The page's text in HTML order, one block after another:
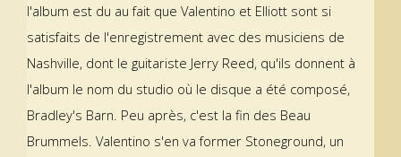
l'album est du au fait que Valentino et Elliott sont si
satisfaits de l'enregistrement avec des musiciens de
Nashville, dont le guitariste Jerry Reed, qu'ils donnent à
l'album le nom du studio où le disque a été composé,
Bradley's Barn. Peu après, c'est la fin des Beau
Brummels. Valentino s'en va former Stoneground, un